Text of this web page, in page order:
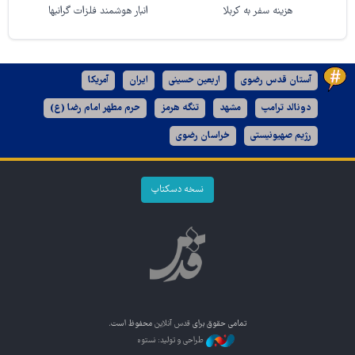
هزینه سفر به کربلا انبار هوشمند فلزات گرانبها
آستان قدس رضوی اربعین حسینی ایران آمریکا
دونالد ترامپ مشهد تنگه هرمز حرم مطهر امام رضا (ع)
رژیم صهیونیستی خراسان رضوی
نسخه دسکتاپ
تمامی حقوق برای قدس آنلاین محفوظ است.
طراحی و تولید: نستوه